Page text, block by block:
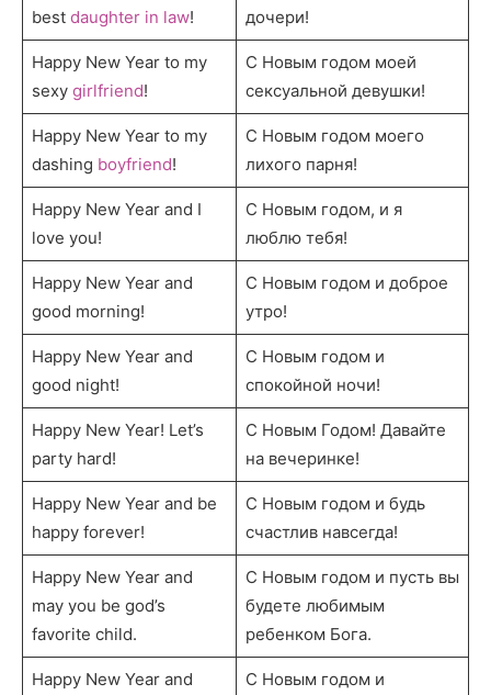
best daughter in law!
дочери!
Happy New Year to my
sexy girlfriend!
С Новым годом моей
сексуальной девушки!
Happy New Year to my
dashing boyfriend!
С Новым годом моего
лихого парня!
Happy New Year and I
love you!
С Новым годом, и я
люблю тебя!
Happy New Year and
good morning!
С Новым годом и доброе
утро!
Happy New Year and
good night!
С Новым годом и
спокойной ночи!
Happy New Year! Let’s
party hard!
С Новым Годом! Давайте
на вечеринке!
Happy New Year and be
happy forever!
С Новым годом и будь
счастлив навсегда!
Happy New Year and
may you be god’s
favorite child.
С Новым годом и пусть вы
будете любимым
ребенком Бога.
Happy New Year and
С Новым годом и